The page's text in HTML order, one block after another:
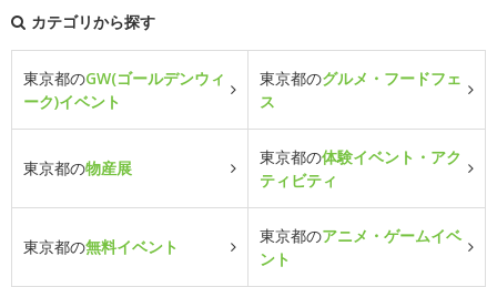
カテゴリから探す
東京都のGW(ゴールデンウィ
ーク)イベント
東京都のグルメ・フードフェ
ス
東京都の物産展
東京都の体験イベント・アク
ティビティ
東京都の無料イベント
東京都のアニメ・ゲームイベ
ント